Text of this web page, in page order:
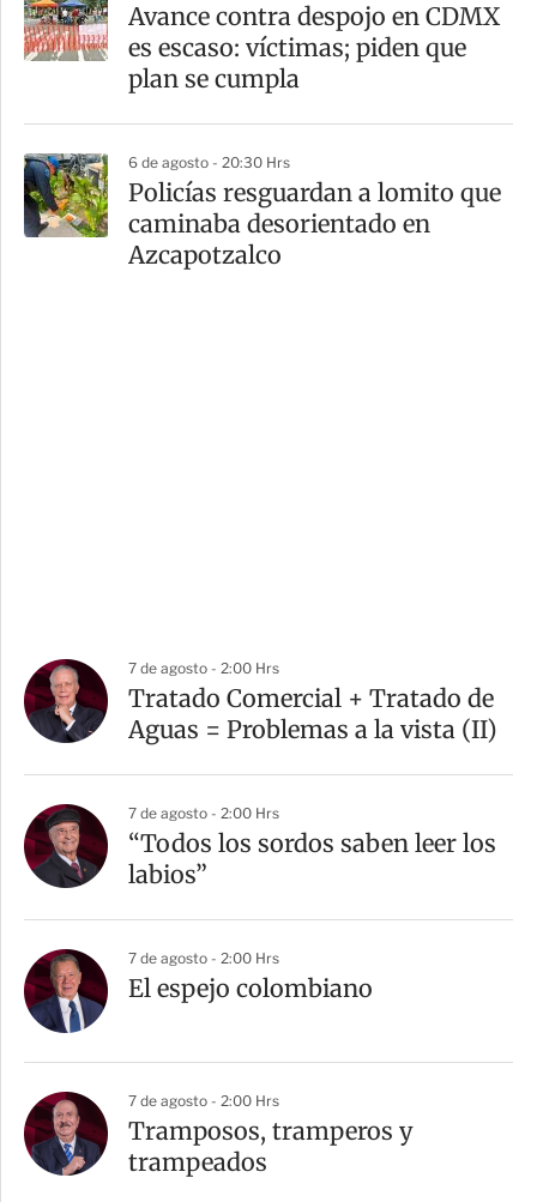
Avance contra despojo en CDMX
es escaso: víctimas; piden que
plan se cumpla
6 de agosto - 20:30 Hrs
Policías resguardan a lomito que
caminaba desorientado en
Azcapotzalco
7 de agosto - 2:00 Hrs
Tratado Comercial + Tratado de
Aguas = Problemas a la vista (II)
7 de agosto - 2:00 Hrs
“Todos los sordos saben leer los
labios”
7 de agosto - 2:00 Hrs
El espejo colombiano
7 de agosto - 2:00 Hrs
Tramposos, tramperos y
trampeados